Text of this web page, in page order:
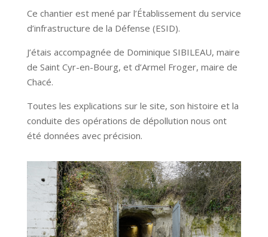
Ce chantier est mené par l’Établissement du service
d’infrastructure de la Défense (ESID).
J’étais accompagnée de Dominique SIBILEAU, maire
de Saint Cyr-en-Bourg, et d’Armel Froger, maire de
Chacé.
Toutes les explications sur le site, son histoire et la
conduite des opérations de dépollution nous ont
été données avec précision.